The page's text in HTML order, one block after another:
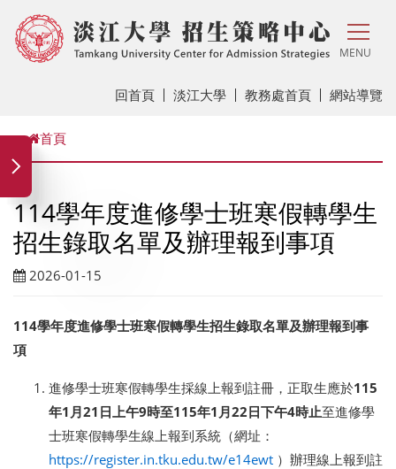
MENU
回首頁 淡江大學 教務處首頁 網站導覽
首頁
114學年度進修學士班寒假轉學生
招生錄取名單及辦理報到事項
2026-01-15
114學年度進修學士班寒假轉學生招生錄取名單及辦理報到事
項
進修學士班寒假轉學生採線上報到註冊，正取生應於115
年1月21日上午9時至115年1月22日下午4時止至進修學
士班寒假轉學生線上報到系統（網址：
https://register.in.tku.edu.tw/e14ewt ）辦理線上報到註